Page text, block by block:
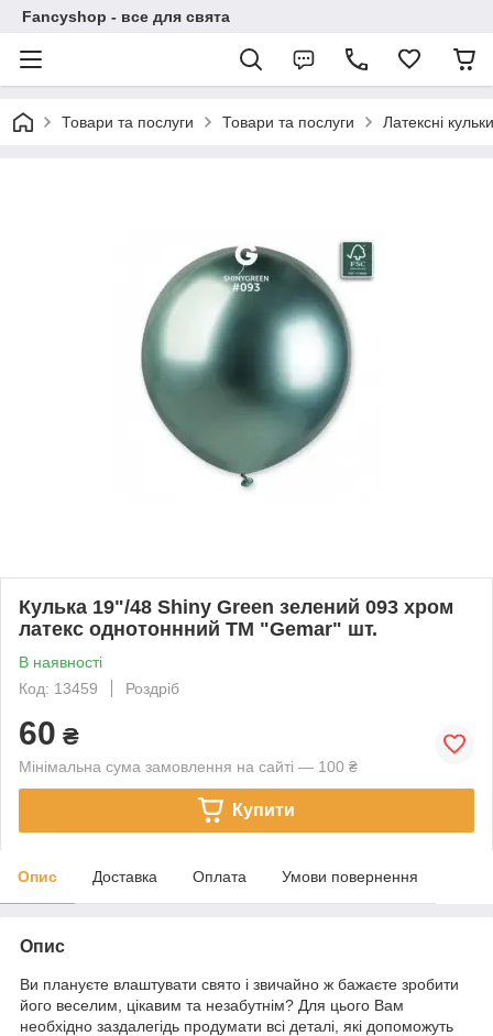
Fancyshop - все для свята
Товари та послуги Товари та послуги Латексні кульки
Кулька 19"/48 Shiny Green зелений 093 хром
латекс однотоннний ТМ "Gemar" шт.
В наявності
Код: 13459
Роздріб
60 ₴
Мінімальна сума замовлення на сайті — 100 ₴
Купити
Опис Доставка Оплата Умови повернення
Опис
Ви плануєте влаштувати свято і звичайно ж бажаєте зробити
його веселим, цікавим та незабутнім? Для цього Вам
необхідно заздалегідь продумати всі деталі, які допоможуть